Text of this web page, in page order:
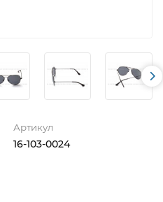
Артикул
16-103-0024